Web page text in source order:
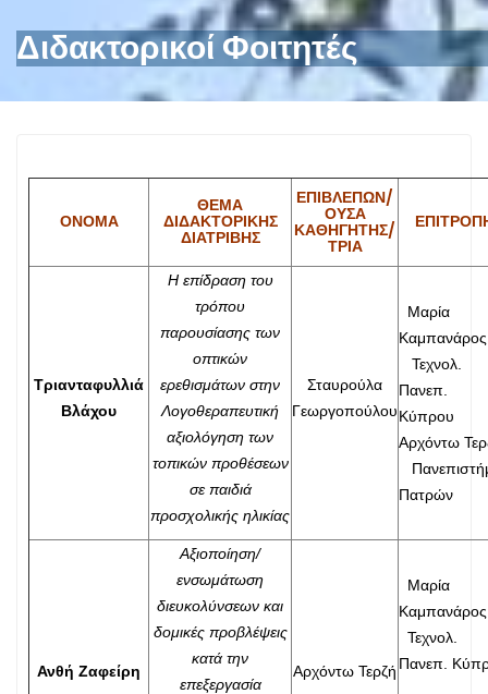
Διδακτορικοί Φοιτητές
ΌΝΟΜΑ
ΘΈΜΑ
ΔΙΔΑΚΤΟΡΙΚΉΣ
ΔΙΑΤΡΙΒΉΣ
ΕΠΙΒΛΈΠΩΝ/
ΟΥΣΑ
ΚΑΘΗΓΗΤΉΣ/
ΤΡΙΑ
Τριανταφυλλιά
Βλάχου
Η επίδραση του
τρόπου
παρουσίασης των
οπτικών
ερεθισμάτων στην
Λογοθεραπευτική
αξιολόγηση των
τοπικών προθέσεων
σε παιδιά
προσχολικής ηλικίας
Σταυρούλα
Γεωργοπούλου
Μαρία
Καμπανάρος
Τεχνολ.
Πανεπ.
Κύπρου
Αρχόντω
Πατρών
Ανθή Ζαφείρη
Αξιοποίηση/
ενσωμάτωση
διευκολύνσεων και
δομικές προβλέψεις
κατά την
επεξεργασία
Αρχόντω Τερζή
Μαρία
Καμπανάρος
Τεχνολ.
Πανεπ.